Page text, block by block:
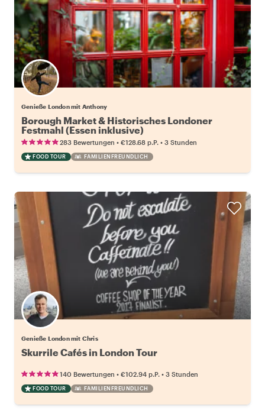
Genieße London mit Anthony
Borough Market & Historisches Londoner
Festmahl (Essen inklusive)
283 Bewertungen • €128.68 p.P. • 3 Stunden
FOOD TOUR FAMILIENFREUNDLICH
Genieße London mit Chris
Skurrile Cafés in London Tour
140 Bewertungen • €102.94 p.P. • 3 Stunden
FOOD TOUR FAMILIENFREUNDLICH